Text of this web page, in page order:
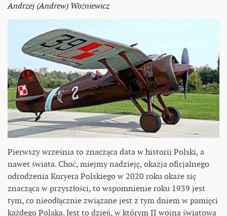
Andrzej (Andrew) Woźniewicz
Pierwszy września to znacząca data w historii Polski, a
nawet świata. Choć, miejmy nadzieję, okazja oficjalnego
odrodzenia Kuryera Polskiego w 2020 roku okaże się
znacząca w przyszłości, to wspomnienie roku 1939 jest
tym, co nieodłącznie związane jest z tym dniem w pamięci
każdego Polaka. Jest to dzień, w którym II wojna światowa